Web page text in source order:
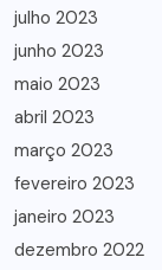
julho 2023
junho 2023
maio 2023
abril 2023
março 2023
fevereiro 2023
janeiro 2023
dezembro 2022